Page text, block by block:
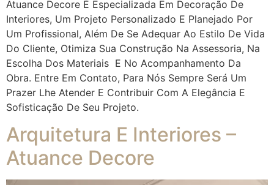
Atuance Decore É Especializada Em Decoração De
Interiores, Um Projeto Personalizado E Planejado Por
Um Profissional, Além De Se Adequar Ao Estilo De Vida
Do Cliente, Otimiza Sua Construção Na Assessoria, Na
Escolha Dos Materiais E No Acompanhamento Da
Obra. Entre Em Contato, Para Nós Sempre Será Um
Prazer Lhe Atender E Contribuir Com A Elegância E
Sofisticação De Seu Projeto.
Arquitetura E Interiores –
Atuance Decore